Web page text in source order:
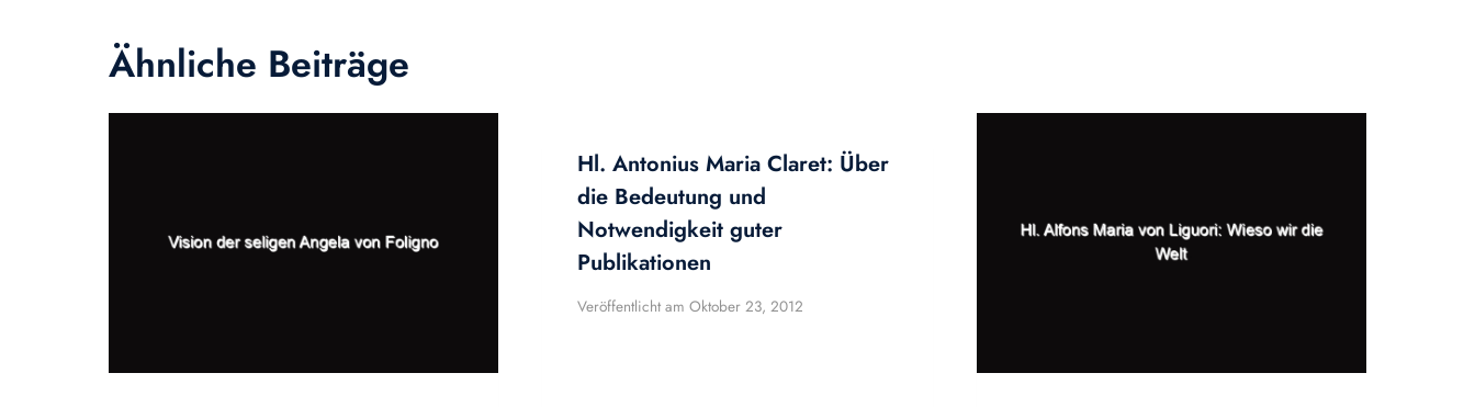
Ähnliche Beiträge
Hl. Antonius Maria Claret: Über
die Bedeutung und
Notwendigkeit guter
Publikationen
Veröffentlicht am Oktober 23, 2012